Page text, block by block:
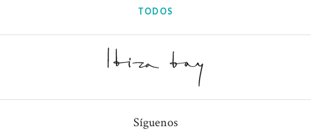
TODOS
Síguenos